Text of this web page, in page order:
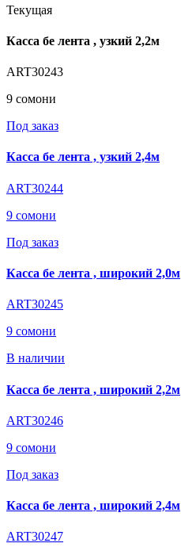
Текущая
Касса бе лента , узкий 2,2м
ART30243
9 сомони
Под заказ
Касса бе лента , узкий 2,4м
ART30244
9 сомони
Под заказ
Касса бе лента , широкий 2,0м
ART30245
9 сомони
В наличии
Касса бе лента , широкий 2,2м
ART30246
9 сомони
Под заказ
Касса бе лента , широкий 2,4м
ART30247